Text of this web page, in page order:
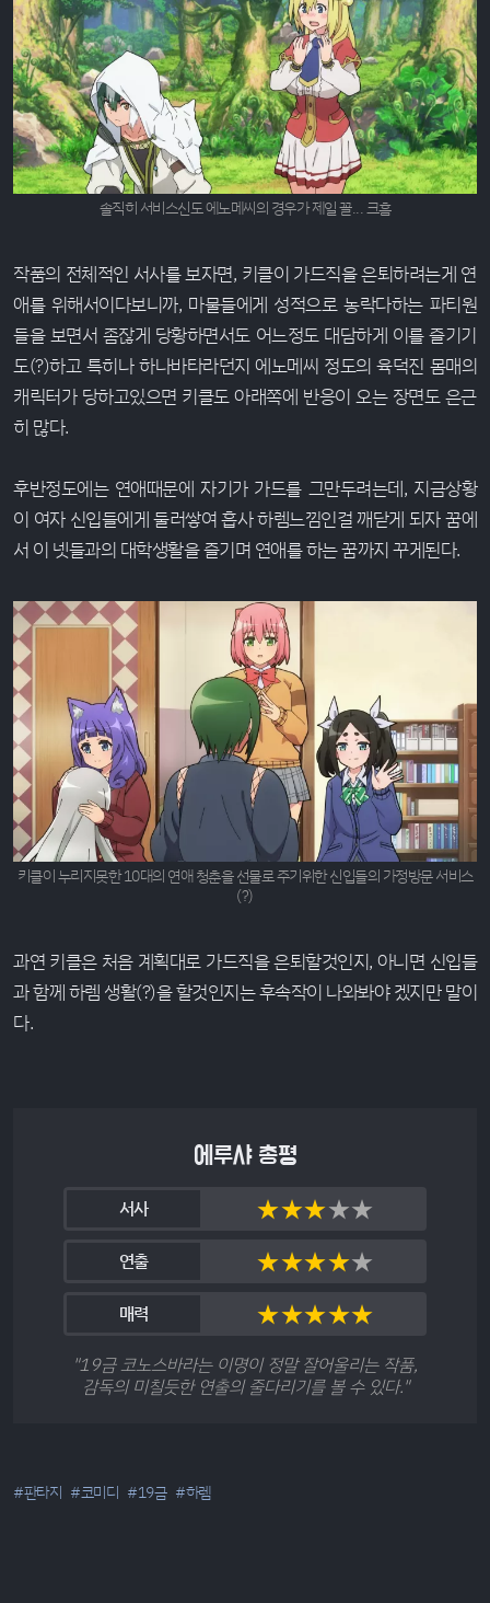
솔직히 서비스신도 에노메씨의 경우가 제일 꼴... 크흠
작품의 전체적인 서사를 보자면, 키클이 가드직을 은퇴하려는게 연
애를 위해서이다보니까, 마물들에게 성적으로 농락다하는 파티원
들을 보면서 좀잖게 당황하면서도 어느정도 대담하게 이를 즐기기
도(?)하고 특히나 하나바타라던지 에노메씨 정도의 육덕진 몸매의
캐릭터가 당하고있으면 키클도 아래쪽에 반응이 오는 장면도 은근
히 많다.
후반정도에는 연애때문에 자기가 가드를 그만두려는데, 지금상황
이 여자 신입들에게 둘러쌓여 흡사 하렘느낌인걸 깨닫게 되자 꿈에
서 이 넷들과의 대학생활을 즐기며 연애를 하는 꿈까지 꾸게된다.
키클이 누리지못한 10대의 연애 청춘을 선물로 주기위한 신입들의 가정방문 서비스
(?)
과연 키클은 처음 계획대로 가드직을 은퇴할것인지, 아니면 신입들
과 함께 하렘 생활(?)을 할것인지는 후속작이 나와봐야 겠지만 말이
다.
에루샤 총평
서사 ★★★★★
연출 ★★★★★
매력 ★★★★★
"19금 코노스바라는 이명이 정말 잘어울리는 작품,
감독의 미칠듯한 연출의 줄다리기를 볼 수 있다."
#판타지 #코미디 #19금 #하렘